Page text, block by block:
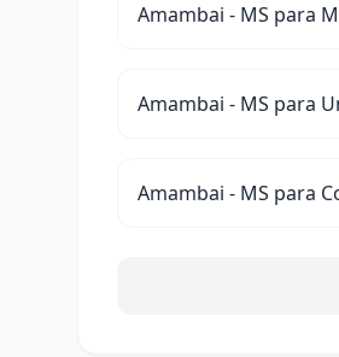
Amambai - MS para
Amambai - MS para
Amambai - MS para